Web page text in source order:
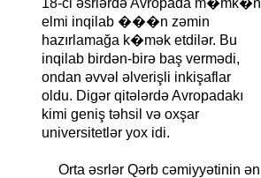
18-ci əsrlərdə Avropada m�mk�n
elmi inqilab ���n zəmin
hazırlamağa k�mək etdilər. Bu
inqilab birdən-birə baş vermədi,
ondan əvvəl əlverişli inkişaflar
oldu. Digər qitələrdə Avropadakı
kimi geniş təhsil və oxşar
universitetlər yox idi.
Orta əsrlər Qərb cəmiyyətinin ən